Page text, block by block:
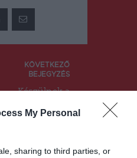
My Personal
sharing to third parties, or
KÖVETKEZŐ
BEJEGYZÉS
Készülnek a
e